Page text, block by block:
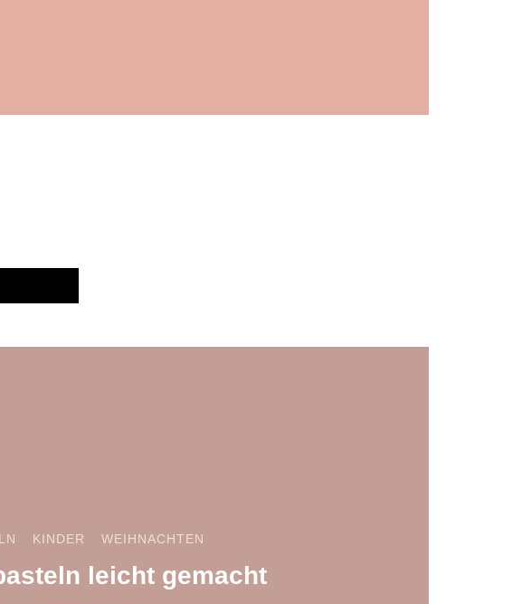
KINDER WEIHNACHTEN
leicht gemacht